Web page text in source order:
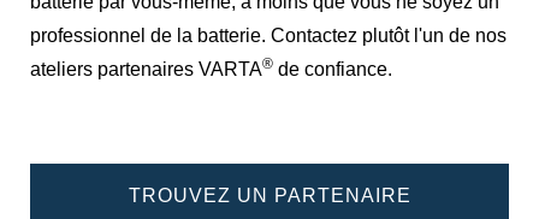
professionnel de la batterie. Contactez plutôt l'un de nos
ateliers partenaires VARTA® de confiance.
TROUVEZ UN PARTENAIRE